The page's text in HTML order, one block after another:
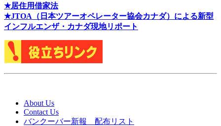
★居住用借家法
★JTOA（日本ツアーオペレーター協会カナダ）による新型
インフルエンザ・カナダ現地リポート
About Us
Contact Us
バンクーバー新報 配布リスト